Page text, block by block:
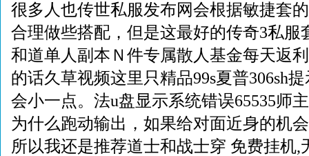
很多人也传世私服发布网会根据敏捷套
合理做些搭配，但是这最好的传奇3私服
和道单人副本Ｎ件专属散人基金每天返
的话久草视频这里只精品99s夏普306sh
会小一点。法u盘显示系统错误65535师
为什么跑动输出，如果给对面近身的机
所以我还是推荐道士和战士穿 免费挂机,